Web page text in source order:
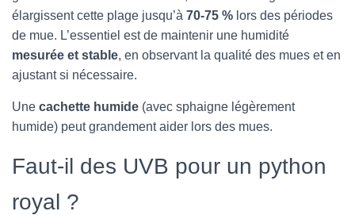
élargissent cette plage jusqu’à 70-75 % lors des périodes
de mue. L’essentiel est de maintenir une humidité
mesurée et stable, en observant la qualité des mues et en
ajustant si nécessaire.
Une cachette humide (avec sphaigne légèrement
humide) peut grandement aider lors des mues.
Faut-il des UVB pour un python
royal ?